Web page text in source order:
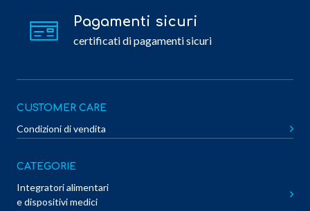
Pagamenti sicuri
certificati di pagamenti sicuri
CUSTOMER CARE
Condizioni di vendita
CATEGORIE
Integratori alimentari
e dispositivi medici